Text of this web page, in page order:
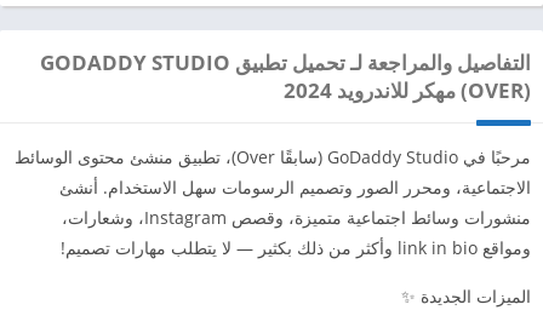
التفاصيل والمراجعة لـ تحميل تطبيق GODADDY STUDIO
(OVER) مهكر للاندرويد 2024
مرحبًا في GoDaddy Studio (سابقًا Over)، تطبيق منشئ محتوى الوسائط
الاجتماعية، ومحرر الصور وتصميم الرسومات سهل الاستخدام. أنشئ
منشورات وسائط اجتماعية متميزة، وقصص Instagram، وشعارات،
ومواقع link in bio وأكثر من ذلك بكثير — لا يتطلب مهارات تصميم!
الميزات الجديدة ✨